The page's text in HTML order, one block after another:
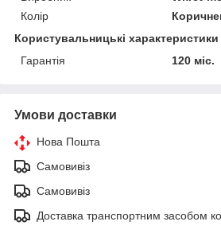
Колір
Користувальницькі характеристики
Гарантія
120 міс.
Умови доставки
Нова Пошта
Самовивіз
Самовивіз
Доставка транспортним засобом